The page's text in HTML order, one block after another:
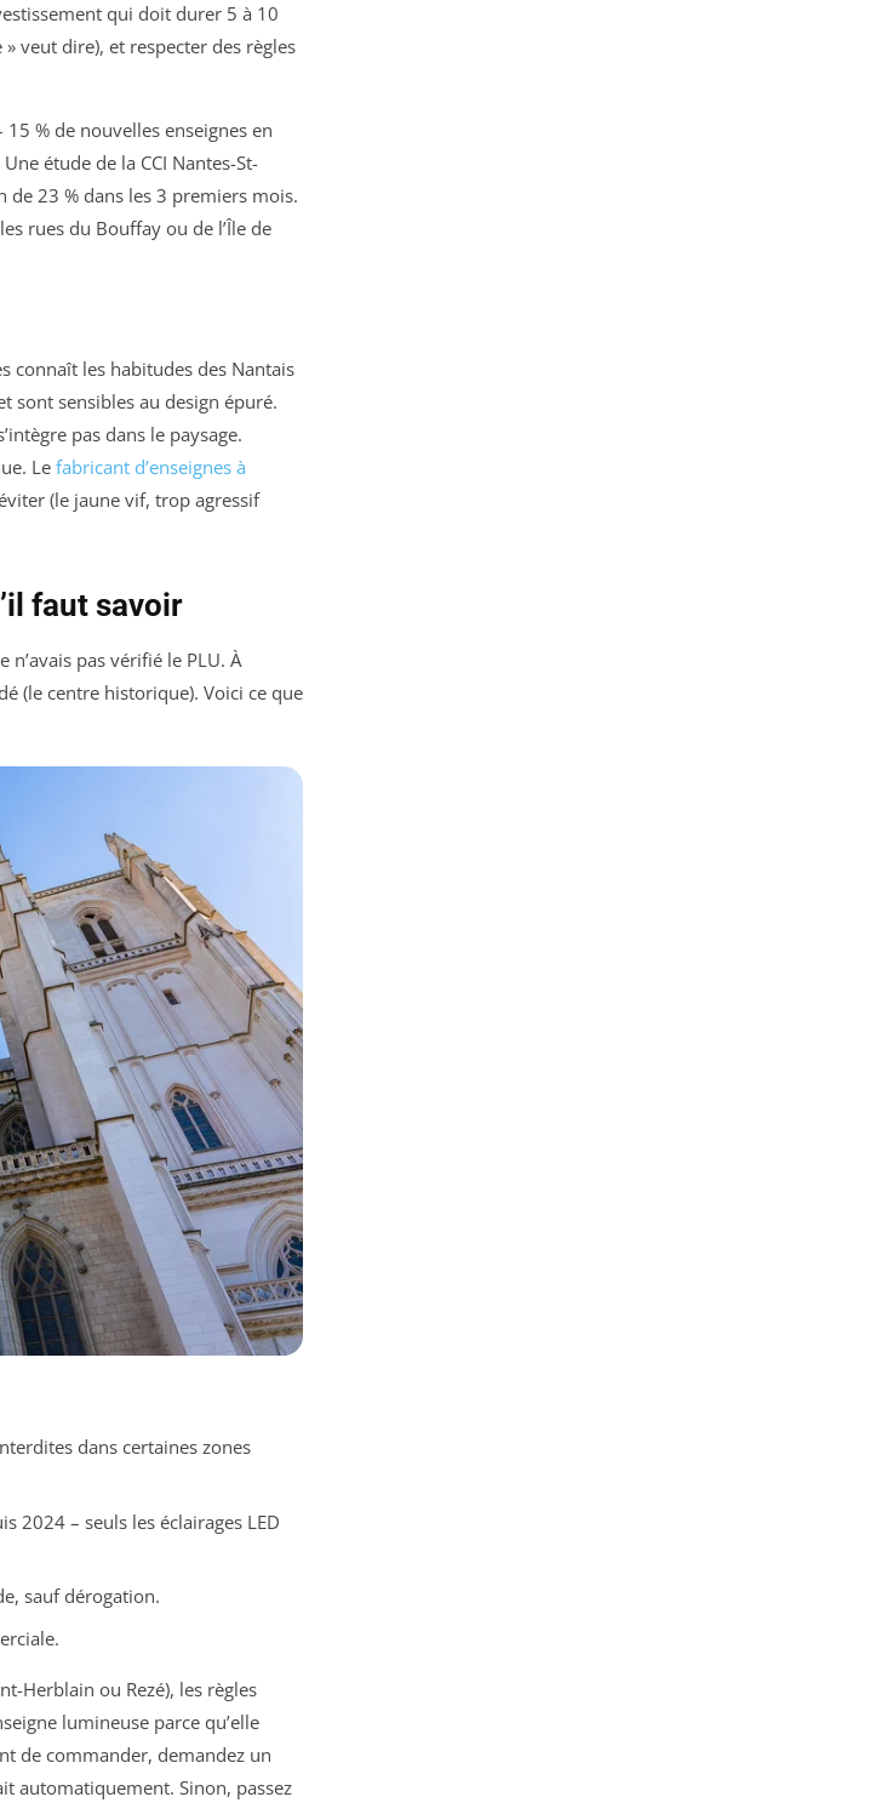
qui doit durer 5 à 10
veut dire), et respecter des règles
% de nouvelles enseignes en
étude de la CCI Nantes-St-
de 23 % dans les 3 premiers mois.
rues du Bouffay ou de l’Île de
connaît les habitudes des Nantais
sont sensibles au design épuré.
pas dans le paysage.
Le fabricant d’enseignes à
(le jaune vif, trop agressif
faut savoir
n’avais pas vérifié le PLU. À
(le centre historique). Voici ce que
dans certaines zones
2024 – seuls les éclairages LED
sauf dérogation.
Herblain ou Rezé), les règles
lumineuse parce qu’elle
de commander, demandez un
automatiquement. Sinon, passez